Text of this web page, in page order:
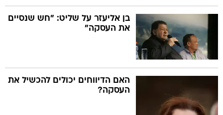
בן אליעזר על שליט: "חש שנסיים
את העסקה"
האם הדיווחים יכולים להכשיל את
העסקה?